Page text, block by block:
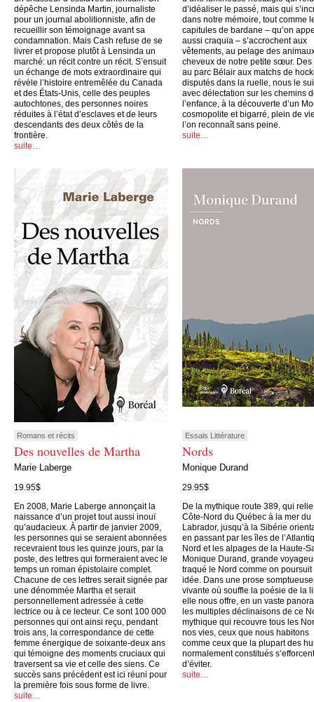
dépêche Lensinda Martin, journaliste
pour un journal abolitionniste, afin de
recueillir son témoignage avant sa
condamnation. Mais Cash refuse de se
livrer et propose plutôt à Lensinda un
marché: un récit contre un récit. S’ensuit
un échange de mots extraordinaire qui
révèle l’histoire entremêlée du Canada
et des États-Unis, celle des peuples
autochtones, des personnes noires
réduites à l’état d’esclaves et de leurs
descendants des deux côtés de la
frontière.
suite…
d’idéaliser le passé, mais qui
dans notre mémoire, tout comme
capitules de bardane – qu’on
aussi craquia – s’accrochent aux
vêtements, au pelage des
cheveux de notre petite sœur. Des
au parc Bélair aux matchs de
disputés dans la ruelle, nous le
avec délectation sur les chemins
l’enfance, à la découverte d’un
cosmopolite et bigarré, plein de
l’on reconnaît sans peine.
suite…
Romans et récits
Des nouvelles de Martha
Marie Laberge
19.95$
En 2008, Marie Laberge annonçait la
naissance d’un projet tout aussi inouï
qu’audacieux. À partir de janvier 2009,
les personnes qui se seraient abonnées
recevraient tous les quinze jours, par la
poste, des lettres qui formeraient avec le
temps un roman épistolaire complet.
Chacune de ces lettres serait signée par
une dénommée Martha et serait
personnellement adressée à cette
lectrice ou à ce lecteur. Ce sont 100 000
personnes qui ont ainsi reçu, pendant
trois ans, la correspondance de cette
femme énergique de soixante-deux ans
qui témoigne des moments cruciaux qui
traversent sa vie et celle des siens. Ce
succès sans précédent est ici réuni pour
la première fois sous forme de livre.
suite…
Essais Littérature
Nords
Monique Durand
29.95$
De la mythique route 389, qui
Côte-Nord du Québec à la mer du
Labrador, jusqu’à la Sibérie
en passant par les îles de
Nord et les alpages de la Haute-
Monique Durand, grande
traqué le Nord comme on poursuit
idée. Dans une prose
vivante où souffle la poésie de la
elle nous offre, en un vaste
les multiples déclinaisons de ce
mythique qui recouvre tous les
nos vies, ceux que nous habitons
comme ceux que la plupart des
normalement constitués s’efforcent
d’éviter.
suite…